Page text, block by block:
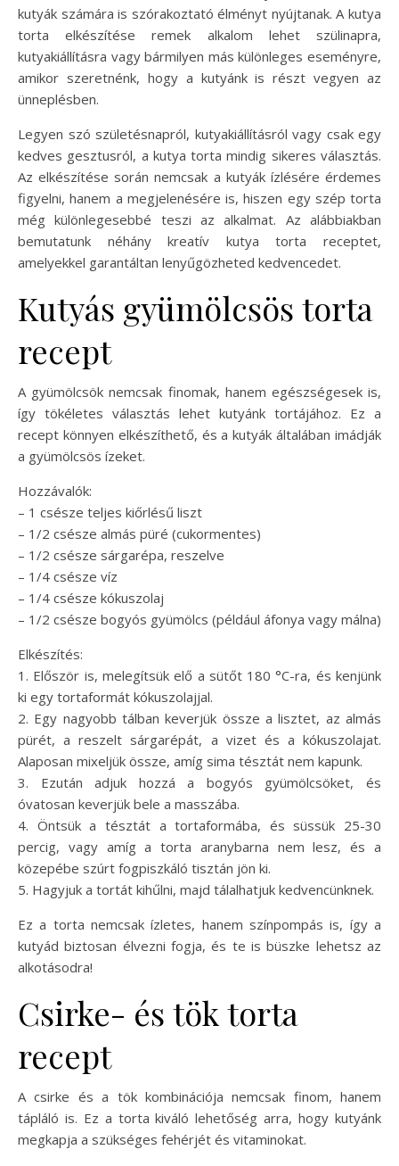
kutyák számára is szórakoztató élményt nyújtanak. A kutya
torta elkészítése remek alkalom lehet szülinapra,
kutyakiállításra vagy bármilyen más különleges eseményre,
amikor szeretnénk, hogy a kutyánk is részt vegyen az
ünneplésben.
Legyen szó születésnapról, kutyakiállításról vagy csak egy
kedves gesztusról, a kutya torta mindig sikeres választás.
Az elkészítése során nemcsak a kutyák ízlésére érdemes
figyelni, hanem a megjelenésére is, hiszen egy szép torta
még különlegesebbé teszi az alkalmat. Az alábbiakban
bemutatunk néhány kreatív kutya torta receptet,
amelyekkel garantáltan lenyűgözheted kedvencedet.
Kutyás gyümölcsös torta
recept
A gyümölcsök nemcsak finomak, hanem egészségesek is,
így tökéletes választás lehet kutyánk tortájához. Ez a
recept könnyen elkészíthető, és a kutyák általában imádják
a gyümölcsös ízeket.
Hozzávalók:
– 1 csésze teljes kiőrlésű liszt
– 1/2 csésze almás püré (cukormentes)
– 1/2 csésze sárgarépa, reszelve
– 1/4 csésze víz
– 1/4 csésze kókuszolaj
– 1/2 csésze bogyós gyümölcs (például áfonya vagy málna)
Elkészítés:
1. Először is, melegítsük elő a sütőt 180 °C-ra, és kenjünk
ki egy tortaformát kókuszolajjal.
2. Egy nagyobb tálban keverjük össze a lisztet, az almás
pürét, a reszelt sárgarépát, a vizet és a kókuszolajat.
Alaposan mixeljük össze, amíg sima tésztát nem kapunk.
3. Ezután adjuk hozzá a bogyós gyümölcsöket, és
óvatosan keverjük bele a masszába.
4. Öntsük a tésztát a tortaformába, és süssük 25-30
percig, vagy amíg a torta aranybarna nem lesz, és a
közepébe szúrt fogpiszkáló tisztán jön ki.
5. Hagyjuk a tortát kihűlni, majd tálalhatjuk kedvencünknek.
Ez a torta nemcsak ízletes, hanem színpompás is, így a
kutyád biztosan élvezni fogja, és te is büszke lehetsz az
alkotásodra!
Csirke- és tök torta
recept
A csirke és a tök kombinációja nemcsak finom, hanem
tápláló is. Ez a torta kiváló lehetőség arra, hogy kutyánk
megkapja a szükséges fehérjét és vitaminokat.